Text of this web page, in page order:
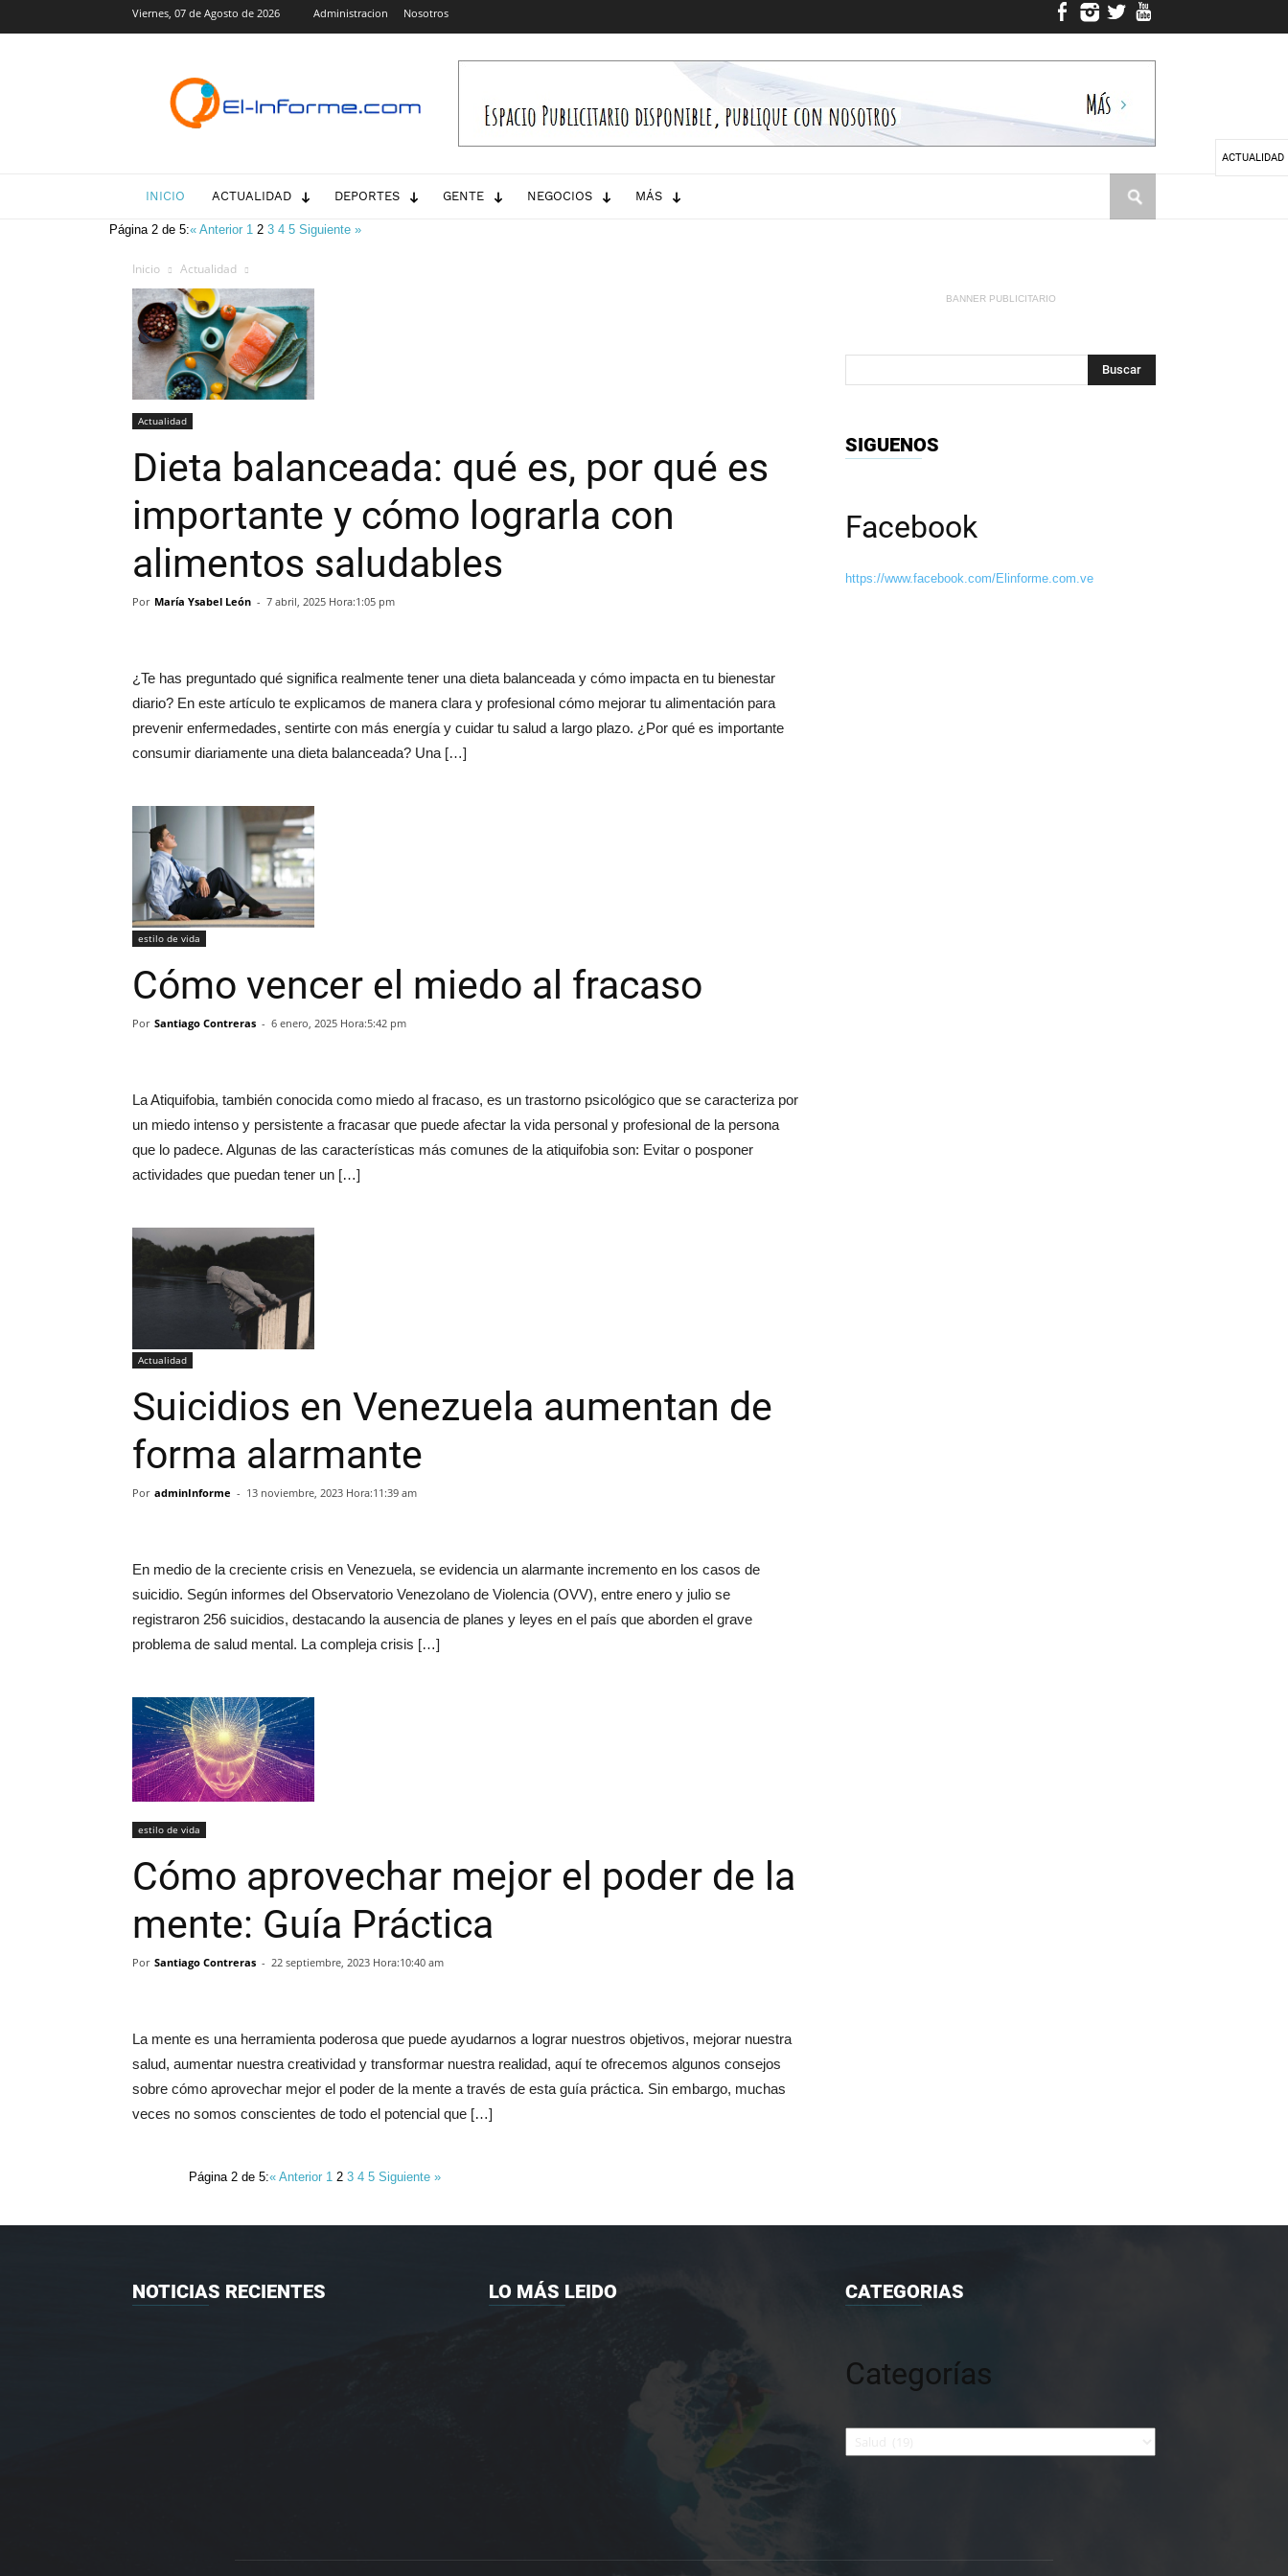
Viernes, 07 de Agosto de 2026 Administracion Nosotros
Informe.com
INICIO ACTUALIDAD DEPORTES GENTE NEGOCIOS MÁS
Página 2 de 5:« Anterior 12 345Siguiente »
Inicio Actualidad
Actualidad
Dieta balanceada: qué es, por qué es
importante y cómo lograrla con
alimentos saludables
Por María Ysabel León - 7 abril, 2025 Hora:1:05 pm
¿Te has preguntado qué significa realmente tener una dieta balanceada y cómo impacta en tu bienestar
diario? En este artículo te explicamos de manera clara y profesional cómo mejorar tu alimentación para
prevenir enfermedades, sentirte con más energía y cuidar tu salud a largo plazo. ¿Por qué es importante
consumir diariamente una dieta balanceada? Una […]
estilo de vida
Cómo vencer el miedo al fracaso
Por Santiago Contreras - 6 enero, 2025 Hora:5:42 pm
La Atiquifobia, también conocida como miedo al fracaso, es un trastorno psicológico que se caracteriza por
un miedo intenso y persistente a fracasar que puede afectar la vida personal y profesional de la persona
que lo padece. Algunas de las características más comunes de la atiquifobia son: Evitar o posponer
actividades que puedan tener un […]
Actualidad
Suicidios en Venezuela aumentan de
forma alarmante
Por adminInforme - 13 noviembre, 2023 Hora:11:39 am
En medio de la creciente crisis en Venezuela, se evidencia un alarmante incremento en los casos de
suicidio. Según informes del Observatorio Venezolano de Violencia (OVV), entre enero y julio se
registraron 256 suicidios, destacando la ausencia de planes y leyes en el país que aborden el grave
problema de salud mental. La compleja crisis […]
estilo de vida
Cómo aprovechar mejor el poder de la
mente: Guía Práctica
Por Santiago Contreras - 22 septiembre, 2023 Hora:10:40 am
La mente es una herramienta poderosa que puede ayudarnos a lograr nuestros objetivos, mejorar nuestra
salud, aumentar nuestra creatividad y transformar nuestra realidad, aquí te ofrecemos algunos consejos
sobre cómo aprovechar mejor el poder de la mente a través de esta guía práctica. Sin embargo, muchas
veces no somos conscientes de todo el potencial que […]
Página 2 de 5:« Anterior 12 345Siguiente »
BANNER PUBLICITARIO
SIGUENOS
Facebook
https://www.facebook.com/Elinforme.com.ve
NOTICIAS RECIENTES LO MÁS LEIDO CATEGORIAS
Categorías
Categorías
ACTUALIDAD